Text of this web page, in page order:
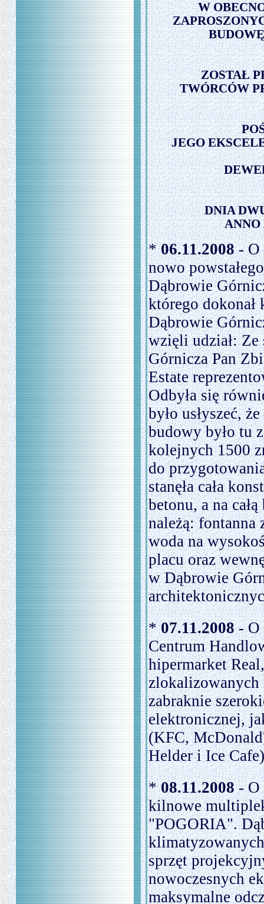
W
ZOSTAŁ
TWÓRCÓW
JEGO
DNIA
ANNO
*06.11.2008- O
nowo
Dąbrowie
którego
Dąbrowie
wzięli udział: Ze
Górnicza Pan
Estate
Odbyła się
było usłyszeć,
budowy było tu
kolejnych 1500
do
stanęła cała
betonu, a na
należą:
woda na
placu oraz
w Dąbrowie
*07.11.2008- O
Centrum
hipermarket
zlokalizowanych
zabraknie
elektronicznej,
(KFC,
Helder i Ice
*08.11.2008- O
kilnowe
"POGORIA".
sprzęt
nowoczesnych
maksymalne